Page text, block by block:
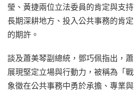
瑩、黃捷兩位立法委員的肯定與支
長期深耕地方、投入公共事務的肯
的期許。
談及蕭美琴副總統，鄧巧佩指出，
展現堅定立場與行動力，被稱為「
象徵在公共事務中勇於承擔、專業